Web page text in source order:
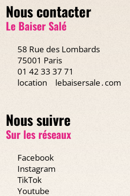
Nous contacter
Le Baiser Salé
58 Rue des Lombards
75001 Paris
01 42 33 37 71
location
lebaisersale․com
Nous suivre
Sur les réseaux
Facebook
Instagram
TikTok
Youtube